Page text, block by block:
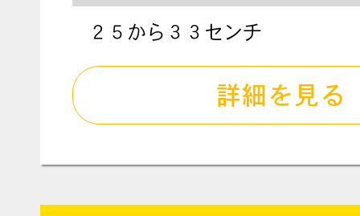
２５から３３センチ
詳細を見る